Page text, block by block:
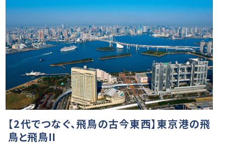
【2代でつなぐ、飛鳥の古今東西】東京港の飛
鳥と飛鳥II